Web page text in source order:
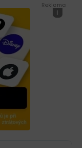
Reklama
i